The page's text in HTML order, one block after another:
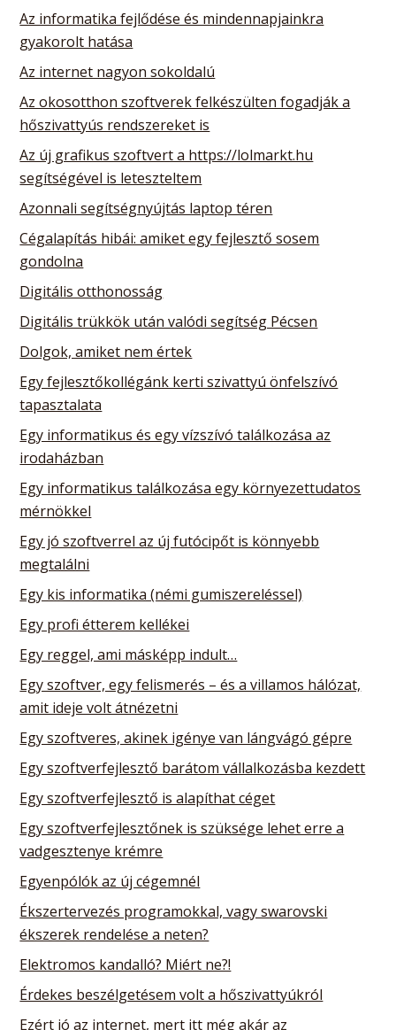
Az informatika fejlődése és mindennapjainkra
gyakorolt hatása
Az internet nagyon sokoldalú
Az okosotthon szoftverek felkészülten fogadják a
hőszivattyús rendszereket is
Az új grafikus szoftvert a https://lolmarkt.hu
segítségével is leteszteltem
Azonnali segítségnyújtás laptop téren
Cégalapítás hibái: amiket egy fejlesztő sosem
gondolna
Digitális otthonosság
Digitális trükkök után valódi segítség Pécsen
Dolgok, amiket nem értek
Egy fejlesztőkollégánk kerti szivattyú önfelszívó
tapasztalata
Egy informatikus és egy vízszívó találkozása az
irodaházban
Egy informatikus találkozása egy környezettudatos
mérnökkel
Egy jó szoftverrel az új futócipőt is könnyebb
megtalálni
Egy kis informatika (némi gumiszereléssel)
Egy profi étterem kellékei
Egy reggel, ami másképp indult…
Egy szoftver, egy felismerés – és a villamos hálózat,
amit ideje volt átnézetni
Egy szoftveres, akinek igénye van lángvágó gépre
Egy szoftverfejlesztő barátom vállalkozásba kezdett
Egy szoftverfejlesztő is alapíthat céget
Egy szoftverfejlesztőnek is szüksége lehet erre a
vadgesztenye krémre
Egyenpólók az új cégemnél
Ékszertervezés programokkal, vagy swarovski
ékszerek rendelése a neten?
Elektromos kandalló? Miért ne?!
Érdekes beszélgetésem volt a hőszivattyúkról
Ezért jó az internet, mert itt még akár az